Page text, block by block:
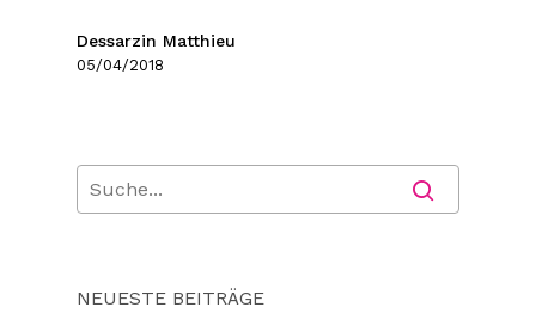
Dessarzin Matthieu
05/04/2018
NEUESTE BEITRÄGE